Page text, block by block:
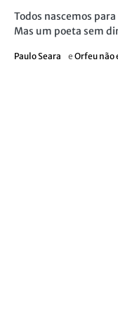
Todos nascemos
Mas um poeta sem
Paulo Seara e Orfeu não